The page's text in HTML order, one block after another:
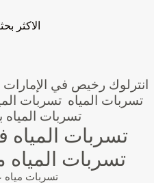
الاكثر
انترلوك رخيص في الإمارات
تسربات المياه تسربات
تسربات المياه
تسربات المياه
تسربات
تسربات مياه